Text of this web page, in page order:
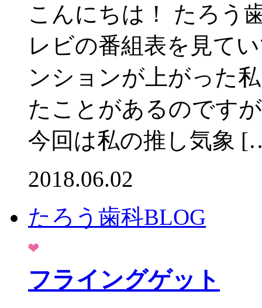
こんにちは！ たろう
レビの番組表を見て
ンションが上がった
たことがあるのです
今回は私の推し気象
2018.06.02
たろう歯科BLOG
フライングゲット